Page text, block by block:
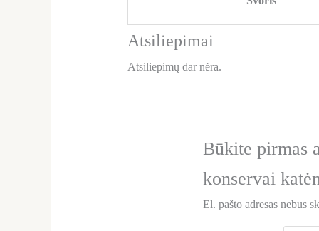
Atsiliepimai
Atsiliepimų dar nėra.
Būkite pirmas
konservai
El. pašto adresas nebus